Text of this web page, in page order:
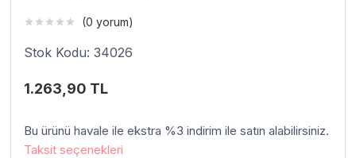
(0 yorum)
Stok Kodu: 34026
1.263,90 TL
Bu ürünü havale ile ekstra %3 indirim ile satın alabilirsiniz.
Taksit seçenekleri